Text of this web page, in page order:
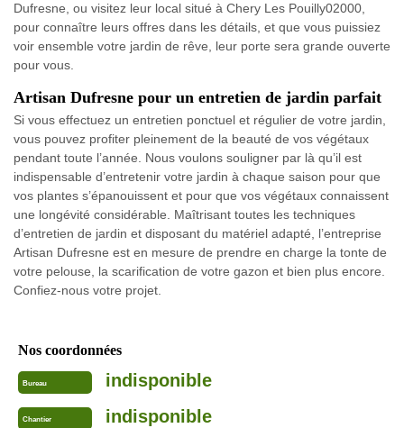
Dufresne, ou visitez leur local situé à Chery Les Pouilly02000,
pour connaître leurs offres dans les détails, et que vous puissiez
voir ensemble votre jardin de rêve, leur porte sera grande ouverte
pour vous.
Artisan Dufresne pour un entretien de jardin parfait
Si vous effectuez un entretien ponctuel et régulier de votre jardin,
vous pouvez profiter pleinement de la beauté de vos végétaux
pendant toute l’année. Nous voulons souligner par là qu’il est
indispensable d’entretenir votre jardin à chaque saison pour que
vos plantes s’épanouissent et pour que vos végétaux connaissent
une longévité considérable. Maîtrisant toutes les techniques
d’entretien de jardin et disposant du matériel adapté, l’entreprise
Artisan Dufresne est en mesure de prendre en charge la tonte de
votre pelouse, la scarification de votre gazon et bien plus encore.
Confiez-nous votre projet.
Nos coordonnées
Bureau indisponible
Chantier indisponible